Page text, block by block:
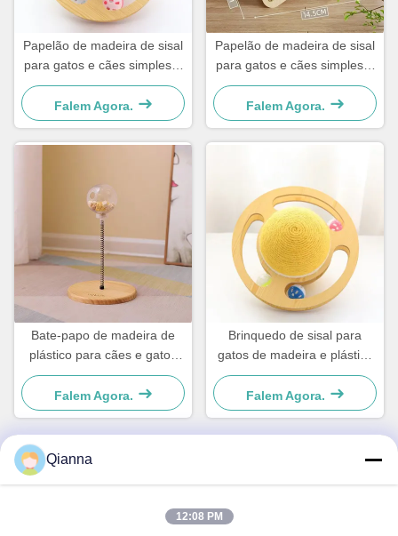
Papelão de madeira de sisal
para gatos e cães simples e
prático
Falem Agora.
Papelão de madeira de sisal
para gatos e cães simples e
prático
Falem Agora.
Bate-papo de madeira de
plástico para cães e gatos
simples e prático
Falem Agora.
Brinquedo de sisal para
gatos de madeira e plástico
Para cães e gatos pequenos
Simples e prático
Falem Agora.
Qianna
12:08 PM